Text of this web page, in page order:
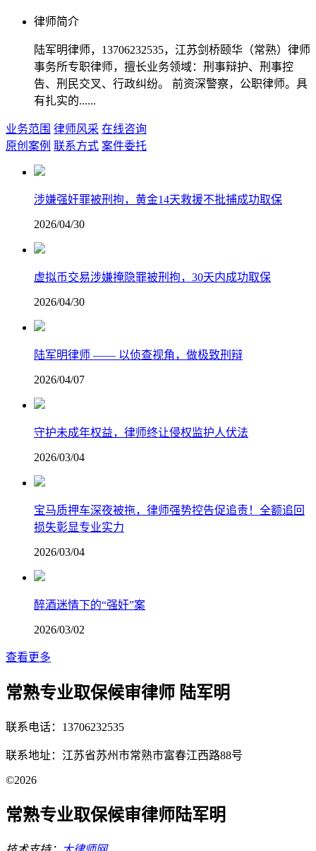
律师简介
陆军明律师，13706232535，江苏剑桥颐华（常熟）律师
事务所专职律师，擅长业务领域：刑事辩护、刑事控
告、刑民交叉、行政纠纷。 前资深警察，公职律师。具
有扎实的......
业务范围 律师风采 在线咨询
原创案例 联系方式 案件委托
涉嫌强奸罪被刑拘，黄金14天救援不批捕成功取保
2026/04/30
虚拟币交易涉嫌掩隐罪被刑拘，30天内成功取保
2026/04/30
陆军明律师 —— 以侦查视角，做极致刑辩
2026/04/07
守护未成年权益，律师终让侵权监护人伏法
2026/03/04
宝马质押车深夜被拖，律师强势控告促追责！全额追回
损失彰显专业实力
2026/03/04
醉酒迷情下的“强奸”案
2026/03/02
查看更多
常熟专业取保候审律师 陆军明
联系电话：13706232535
联系地址：江苏省苏州市常熟市富春江西路88号
©2026
常熟专业取保候审律师陆军明